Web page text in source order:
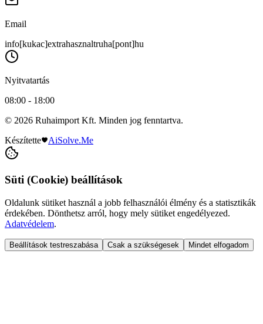
Email
info[kukac]extrahasznaltruha[pont]hu
Nyitvatartás
08:00 - 18:00
© 2026 Ruhaimport Kft. Minden jog fenntartva.
Készítette
AiSolve.Me
Süti (Cookie) beállítások
Oldalunk sütiket használ a jobb felhasználói élmény és a statisztikák
érdekében. Dönthetsz arról, hogy mely sütiket engedélyezed.
Adatvédelem.
Beállítások testreszabása Csak a szükségesek Mindet elfogadom